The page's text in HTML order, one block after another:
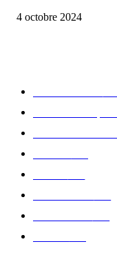
4 octobre 2024